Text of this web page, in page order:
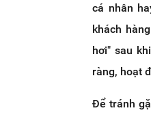
cá nhân
khách
hơi" sau
ràng, hoạt
Để tránh